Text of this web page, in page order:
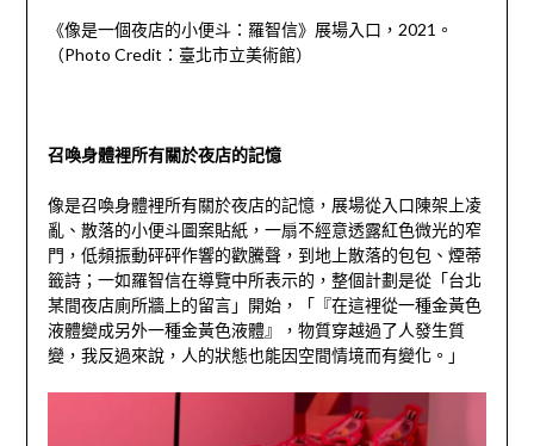
《像是一個夜店的小便斗：羅智信》展場入口， 2021 。
（Photo Credit ：臺北市立美術館）
召喚身體裡所有關於夜店的記憶
像是召喚身體裡所有關於夜店的記憶，展場從入口陳架上凌
亂、散落的小便斗圖案貼紙，一扇不經意透露紅色微光的窄
門，低頻振動砰砰作響的歡騰聲，到地上散落的包包、煙蒂
籤詩；一如羅智信在導覽中所表示的，整個計劃是從「台北
某間夜店廁所牆上的留言」開始，「『在這裡從一種金黃色
液體變成另外一種金黃色液體』，物質穿越過了人發生質
變，我反過來說，人的狀態也能因空間情境而有變化。」